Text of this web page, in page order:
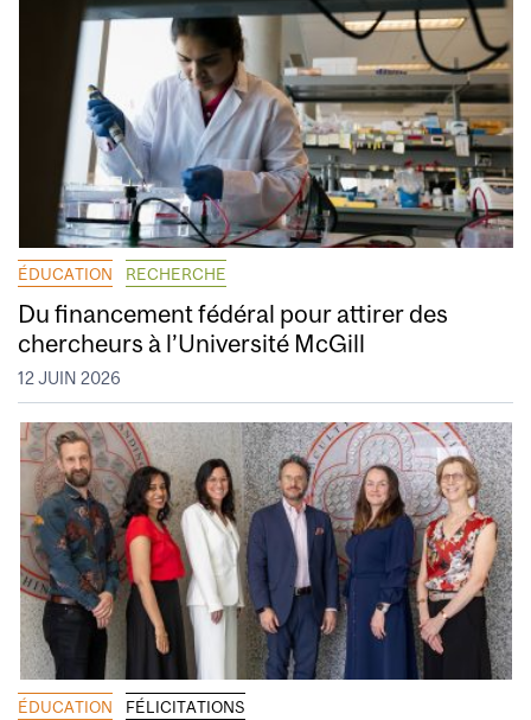
ÉDUCATION RECHERCHE
Du financement fédéral pour attirer des
chercheurs à l’Université McGill
12 JUIN 2026
ÉDUCATION FÉLICITATIONS